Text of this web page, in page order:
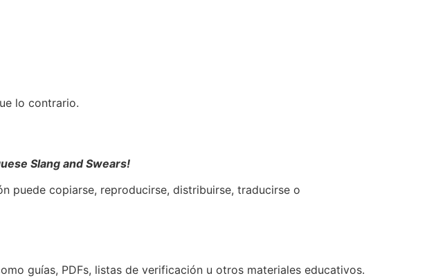
lo contrario.
Slang and Swears!
puede copiarse, reproducirse, distribuirse, traducirse o
guías, PDFs, listas de verificación u otros materiales educativos.